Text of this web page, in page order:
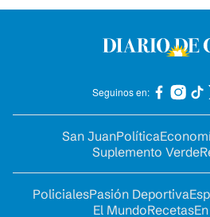
Seguinos en:
San JuanPolítica
Suplemento Verde
PolicialesPasión Deportiva
El MundoRecetas